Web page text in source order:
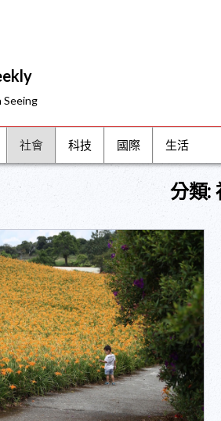
Seeing
社會 科技 國際 生活
分類: